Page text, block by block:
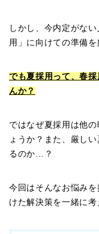
しかし、今内定がな
用」に向けての準備を
でも夏採用って、春
んか？
ではなぜ夏採用は他
ょうか？また、厳し
るのか…？
今回はそんなお悩み
けた解決策を一緒に考